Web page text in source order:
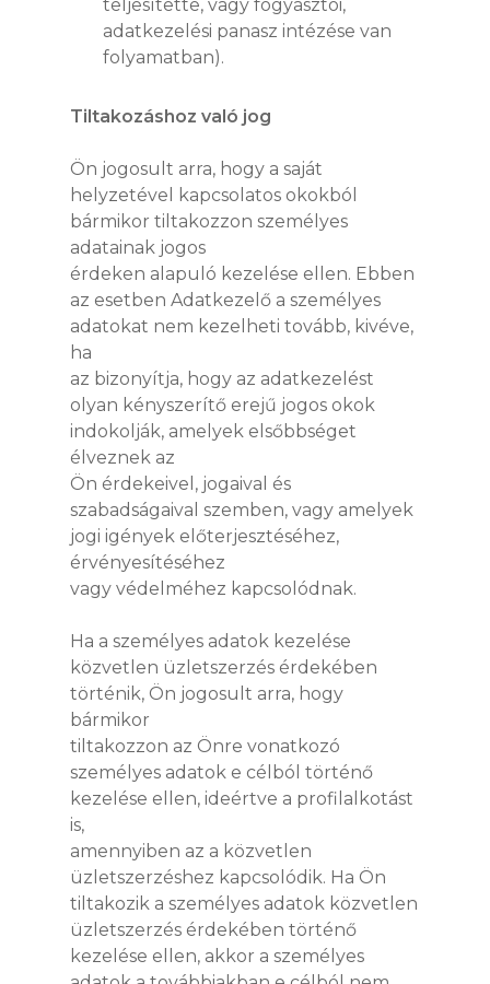
teljesítette, vagy fogyasztói,
adatkezelési panasz intézése van
folyamatban).
Tiltakozáshoz való jog
Ön jogosult arra, hogy a saját
helyzetével kapcsolatos okokból
bármikor tiltakozzon személyes
adatainak jogos
érdeken alapuló kezelése ellen. Ebben
az esetben Adatkezelő a személyes
adatokat nem kezelheti tovább, kivéve,
ha
az bizonyítja, hogy az adatkezelést
olyan kényszerítő erejű jogos okok
indokolják, amelyek elsőbbséget
élveznek az
Ön érdekeivel, jogaival és
szabadságaival szemben, vagy amelyek
jogi igények előterjesztéséhez,
érvényesítéséhez
vagy védelméhez kapcsolódnak.
Ha a személyes adatok kezelése
közvetlen üzletszerzés érdekében
történik, Ön jogosult arra, hogy
bármikor
tiltakozzon az Önre vonatkozó
személyes adatok e célból történő
kezelése ellen, ideértve a profilalkotást
is,
amennyiben az a közvetlen
üzletszerzéshez kapcsolódik. Ha Ön
tiltakozik a személyes adatok közvetlen
üzletszerzés érdekében történő
kezelése ellen, akkor a személyes